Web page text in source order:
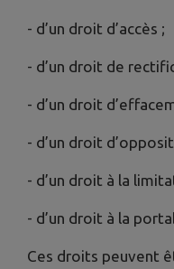
- d’un droit d’accès ;
- d’un droit de
- d’un droit
- d’un droit
- d’un droit à la
- d’un droit à la
Ces droits peuvent